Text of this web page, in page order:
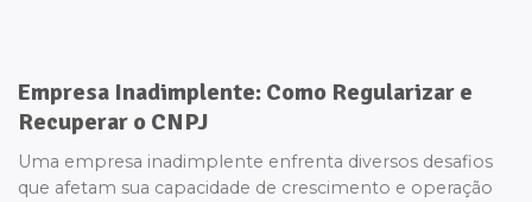
Empresa Inadimplente: Como Regularizar e
Recuperar o CNPJ
Uma empresa inadimplente enfrenta diversos desafios
que afetam sua capacidade de crescimento e operação